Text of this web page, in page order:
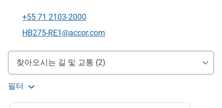
전화
+55 71 2103-2000
E-mail
HB275-RE1@accor.com
호텔 접근 및 교통
찾아오시는 길 및 교통 (2)
필터